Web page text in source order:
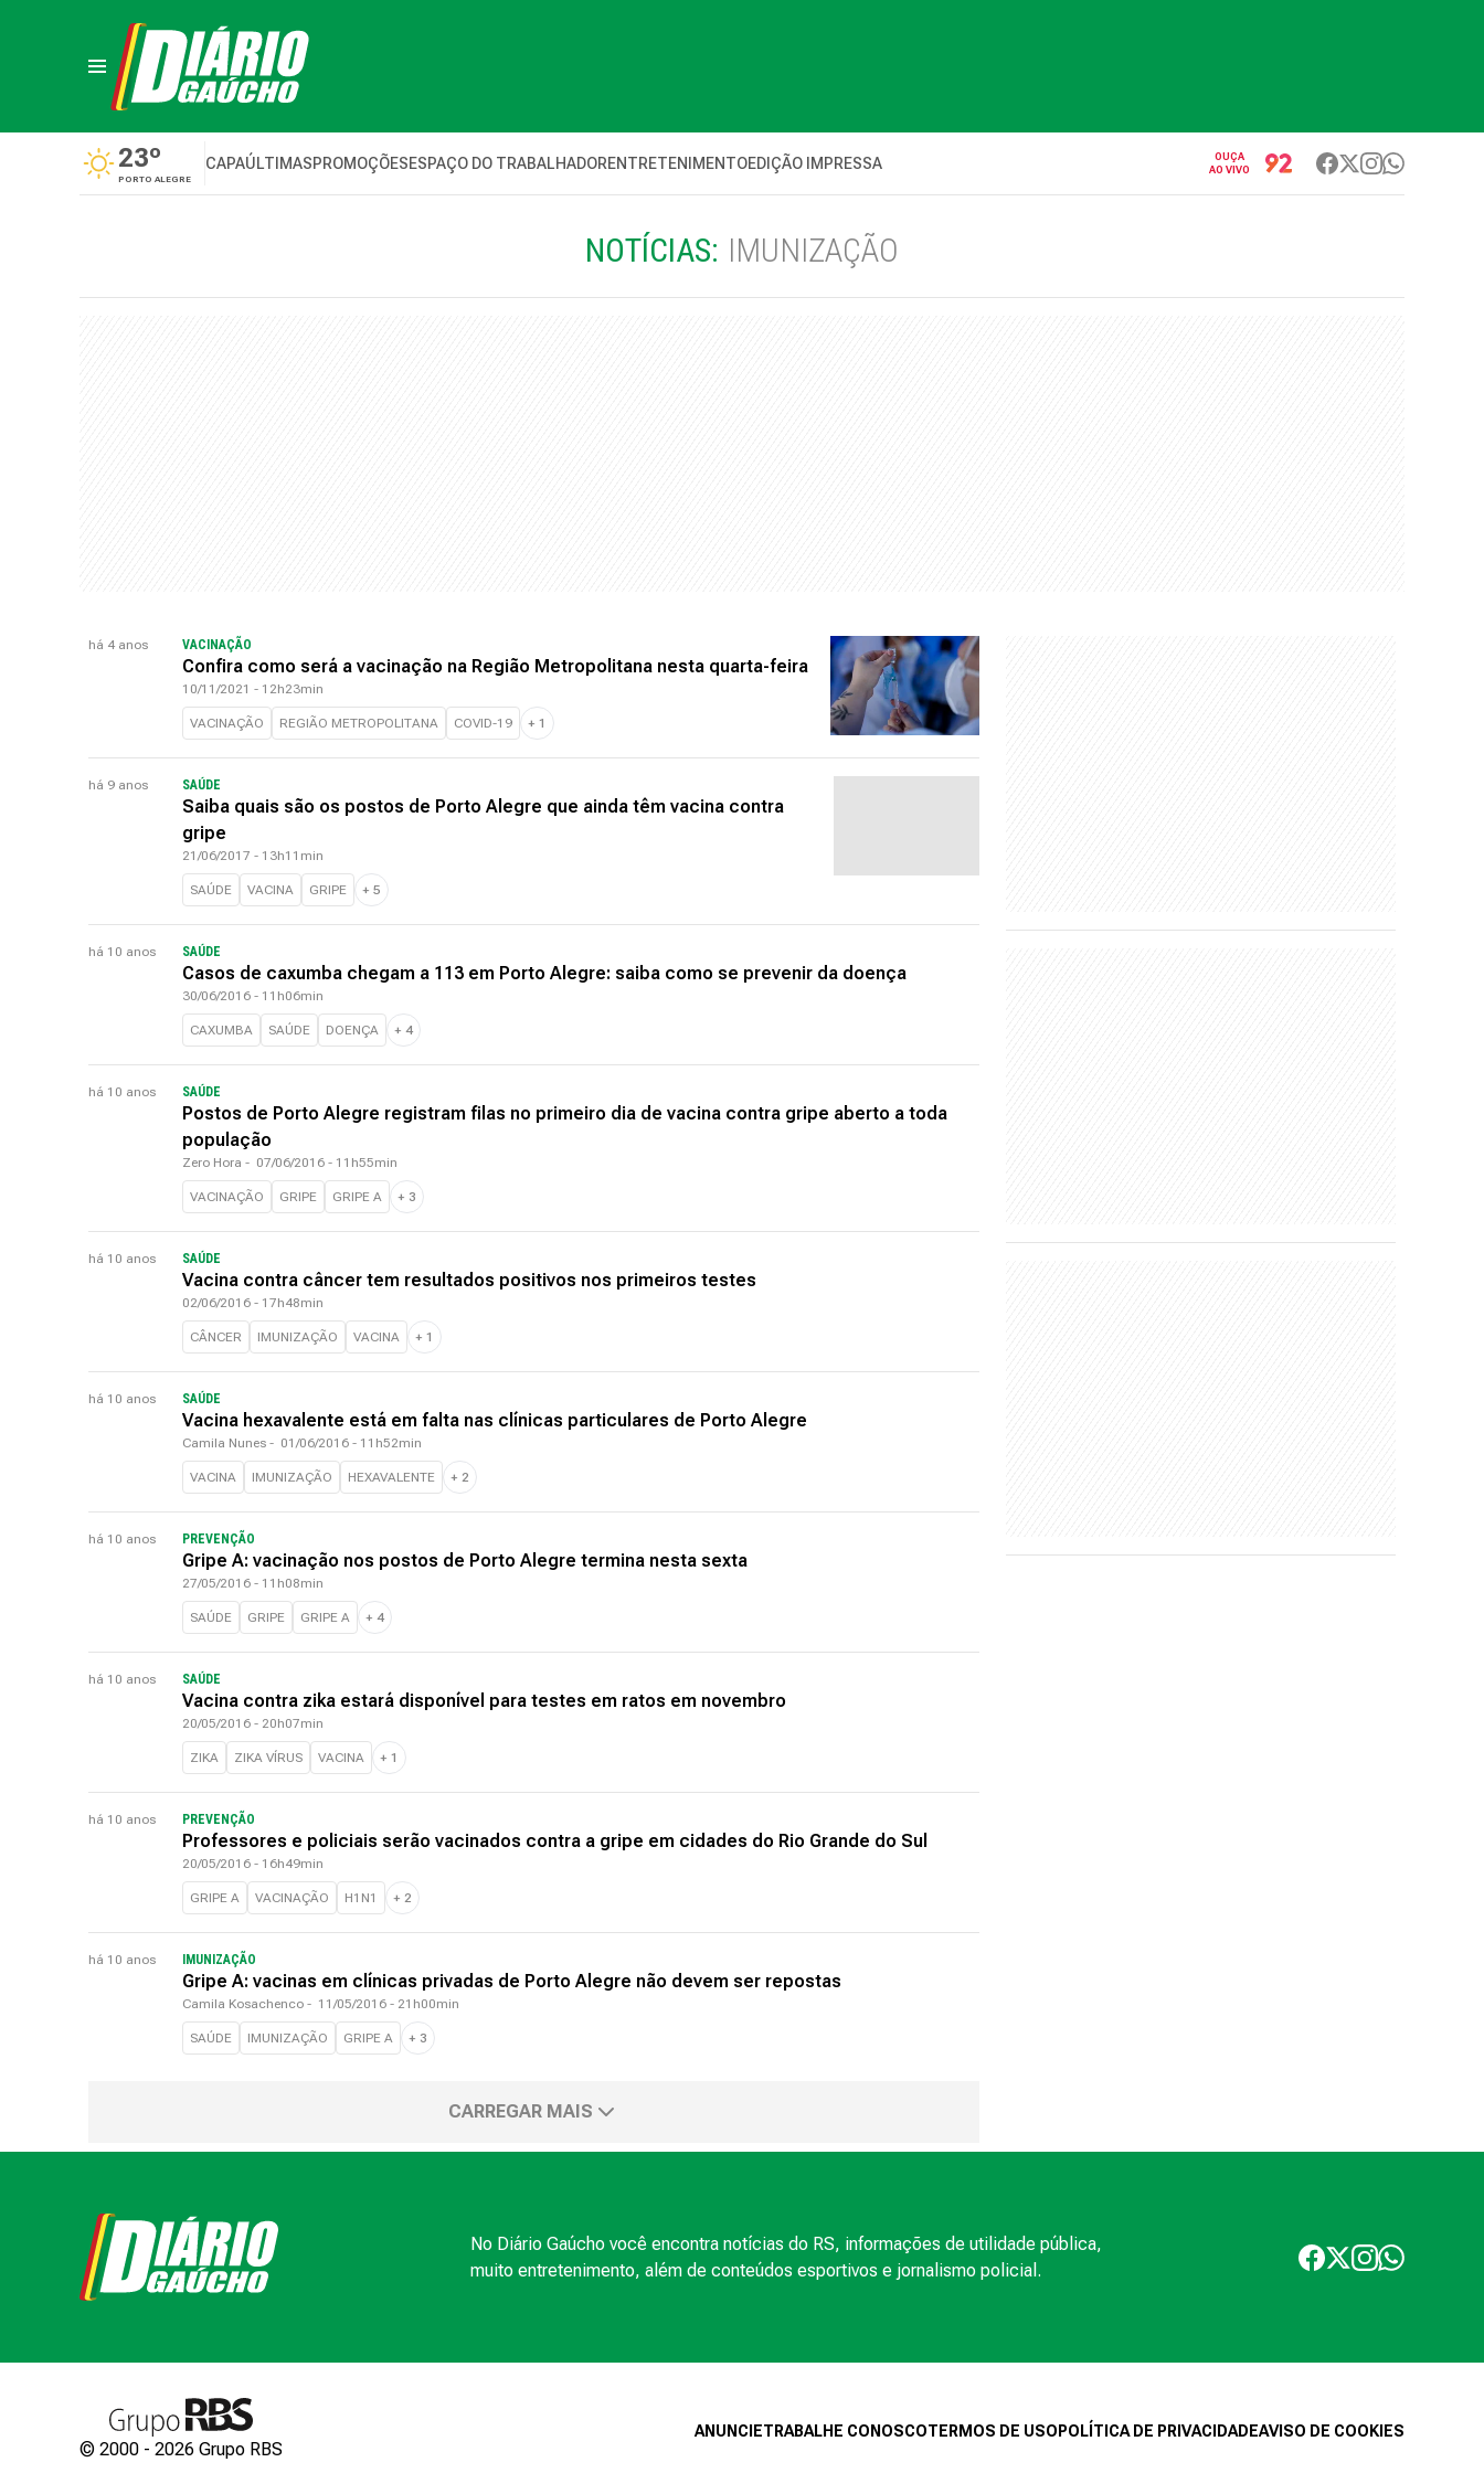
23º
PORTO ALEGRE
CAPAÚLTIMASPROMOÇÕESESPAÇO DO TRABALHADORENTRETENIMENTOEDIÇÃO IMPRESSA
OUÇA
AO VIVO
NOTÍCIAS: IMUNIZAÇÃO
há 4 anos VACINAÇÃO
Confira como será a vacinação na Região Metropolitana nesta quarta-feira
10/11/2021 - 12h23min
VACINAÇÃO REGIÃO METROPOLITANA COVID-19 + 1
há 9 anos SAÚDE
Saiba quais são os postos de Porto Alegre que ainda têm vacina contra
gripe
21/06/2017 - 13h11min
SAÚDE VACINA GRIPE + 5
há 10 anos SAÚDE
Casos de caxumba chegam a 113 em Porto Alegre: saiba como se prevenir da doença
30/06/2016 - 11h06min
CAXUMBA SAÚDE DOENÇA + 4
há 10 anos SAÚDE
Postos de Porto Alegre registram filas no primeiro dia de vacina contra gripe aberto a toda
população
Zero Hora - 07/06/2016 - 11h55min
VACINAÇÃO GRIPE GRIPE A + 3
há 10 anos SAÚDE
Vacina contra câncer tem resultados positivos nos primeiros testes
02/06/2016 - 17h48min
CÂNCER IMUNIZAÇÃO VACINA + 1
há 10 anos SAÚDE
Vacina hexavalente está em falta nas clínicas particulares de Porto Alegre
Camila Nunes - 01/06/2016 - 11h52min
VACINA IMUNIZAÇÃO HEXAVALENTE + 2
há 10 anos PREVENÇÃO
Gripe A: vacinação nos postos de Porto Alegre termina nesta sexta
27/05/2016 - 11h08min
SAÚDE GRIPE GRIPE A + 4
há 10 anos SAÚDE
Vacina contra zika estará disponível para testes em ratos em novembro
20/05/2016 - 20h07min
ZIKA ZIKA VÍRUS VACINA + 1
há 10 anos PREVENÇÃO
Professores e policiais serão vacinados contra a gripe em cidades do Rio Grande do Sul
20/05/2016 - 16h49min
GRIPE A VACINAÇÃO H1N1 + 2
há 10 anos IMUNIZAÇÃO
Gripe A: vacinas em clínicas privadas de Porto Alegre não devem ser repostas
Camila Kosachenco - 11/05/2016 - 21h00min
SAÚDE IMUNIZAÇÃO GRIPE A + 3
CARREGAR MAIS
No Diário Gaúcho você encontra notícias do RS, informações de utilidade pública,
muito entretenimento, além de conteúdos esportivos e jornalismo policial.
ANUNCIETRABALHE CONOSCOTERMOS DE USO POLÍTICA DE PRIVACIDADEAVISO DE COOKIES
© 2000 - 2026 Grupo RBS